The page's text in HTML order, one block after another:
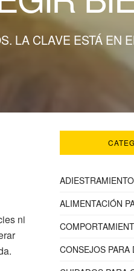
LA CLAVE ESTÁ EN
ni
ADIESTRAMIENTO
ALIMENTACIÓN
CONSEJOS PARA